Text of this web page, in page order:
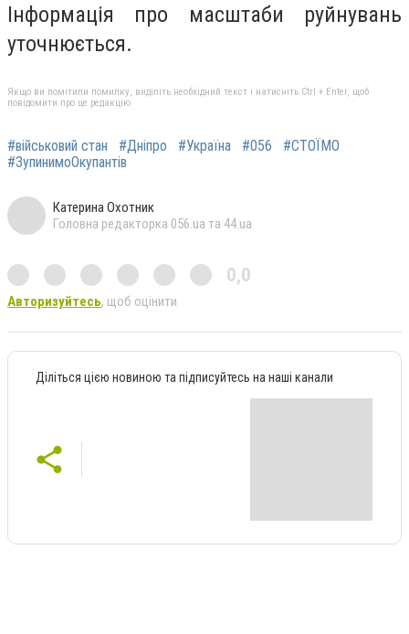
Інформація про масштаби руйнувань
уточнюється.
Якщо ви помітили помилку, виділіть необхідний текст і натисніть Ctrl + Enter, щоб
повідомити про це редакцію
#військовий стан #Дніпро #Україна #056
#СТОЇМО
#ЗупинимоОкупантів
Катерина Охотник
Головна редакторка 056.ua та 44.ua
0,0
Авторизуйтесь, щоб оцінити
Діліться цією новиною та підписуйтесь на наші канали